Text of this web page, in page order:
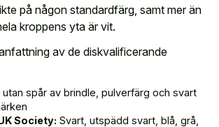
på någon standardfärg, samt mer än
kroppens yta är vit.
av de diskvalificerande
utan spår av brindle, pulverfärg och svart
Society: Svart, utspädd svart, blå, grå,